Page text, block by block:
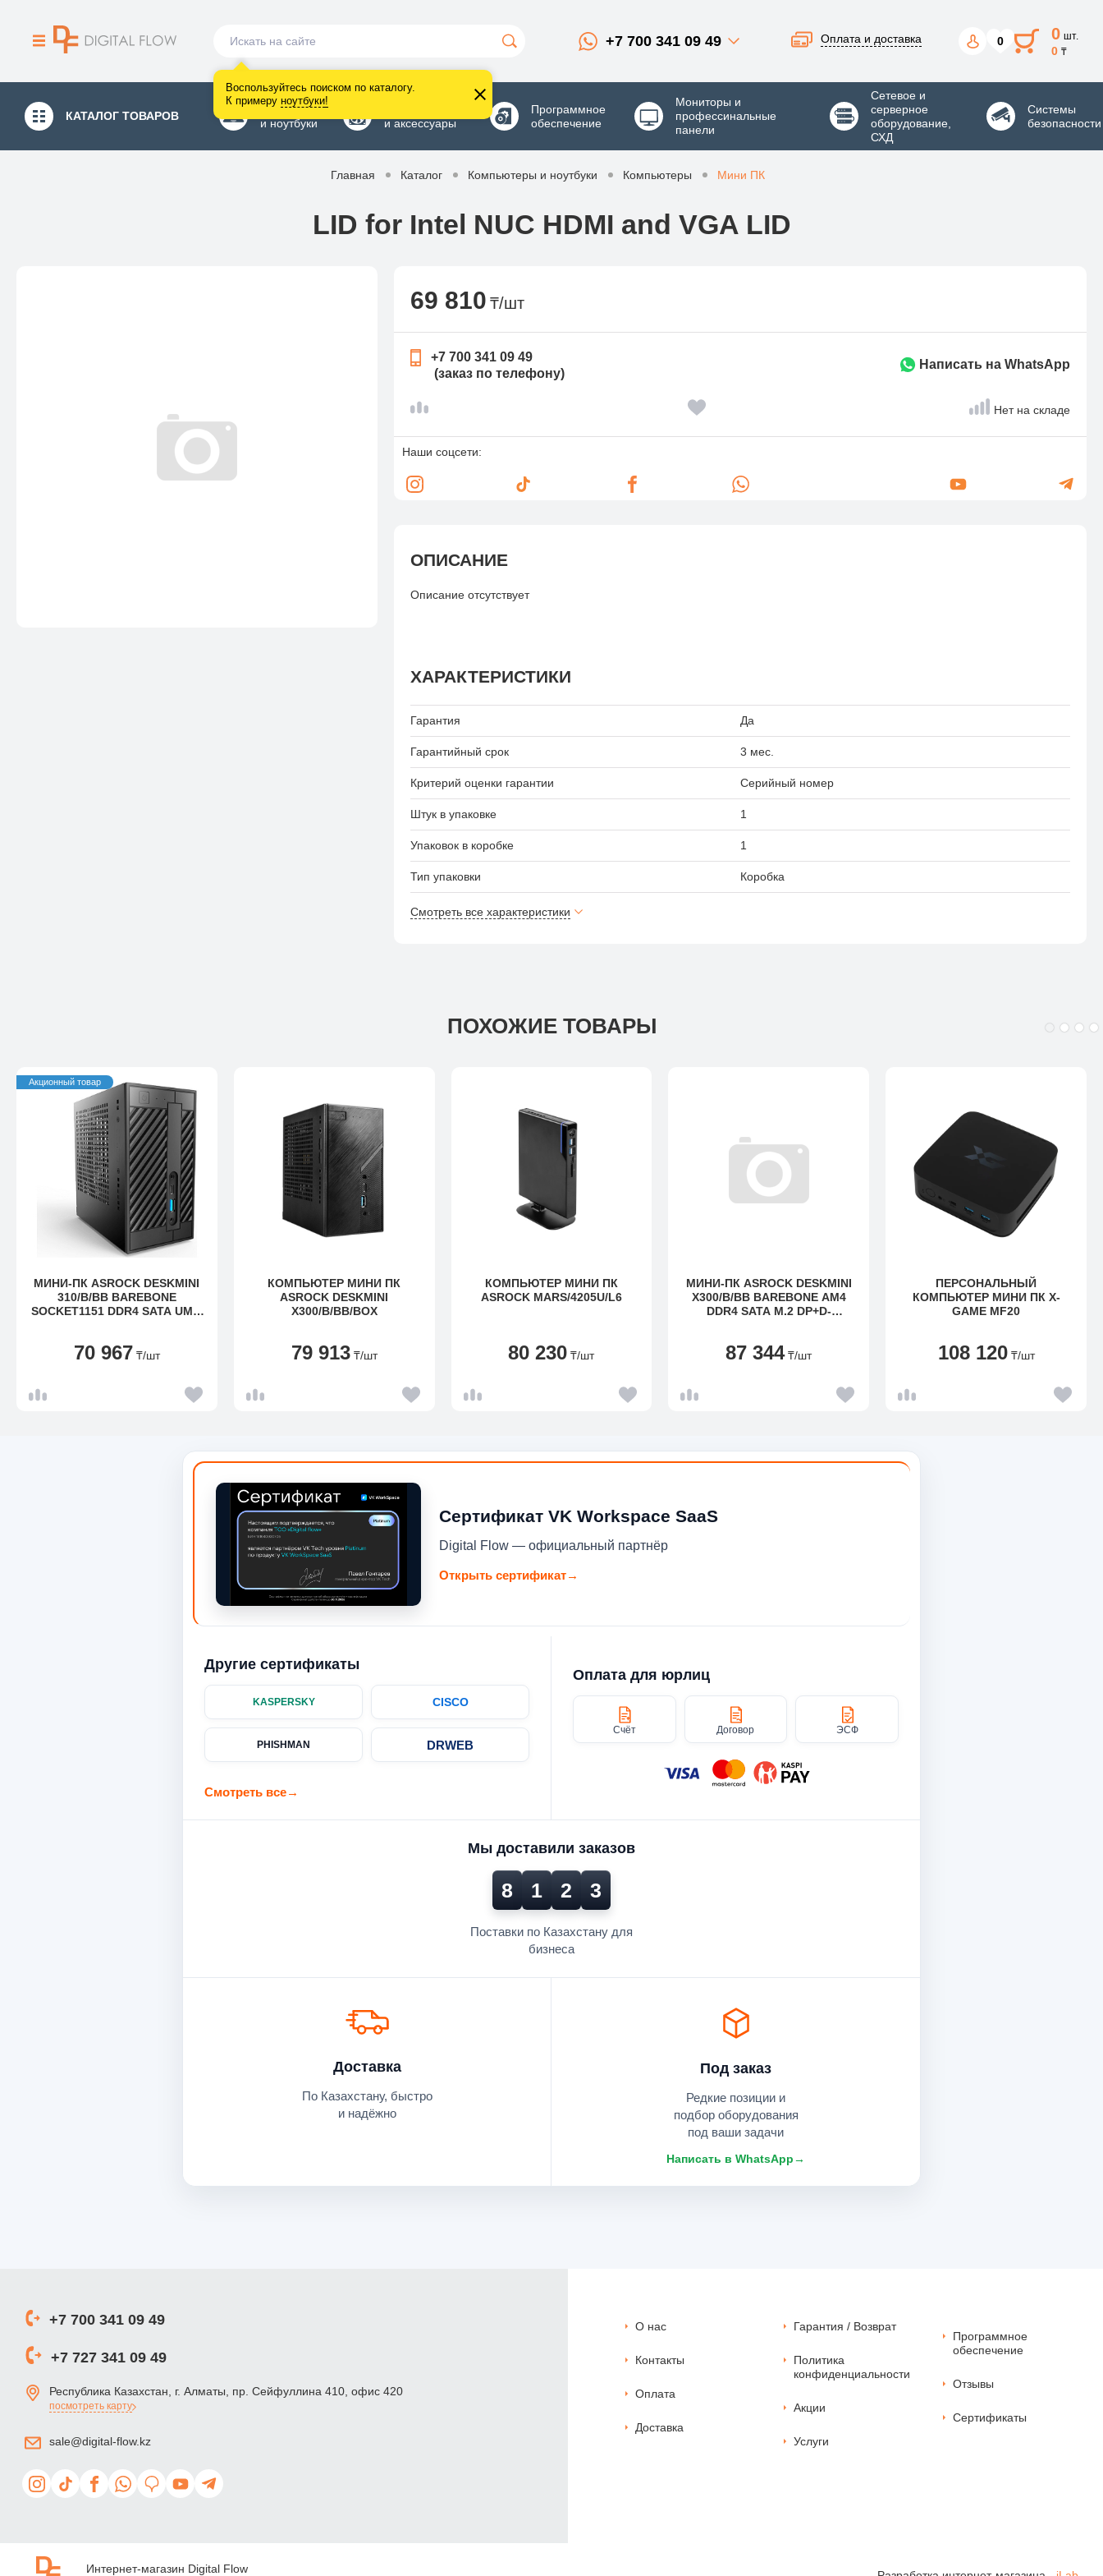
Воспользуйтесь поиском по каталогу.
К примеру ноутбуки!
+7 700 341 09 49 Оплата и доставка 0 0 шт.
0 ₸
КАТАЛОГ ТОВАРОВ
Компьютеры
и ноутбуки
и аксессуары
Программное
обеспечение
Мониторы и
профессинальные
панели
Сетевое и
серверное
оборудование,
СХД
Системы
безопасности
Главная Каталог Компьютеры и ноутбуки Компьютеры Мини ПК
LID for Intel NUC HDMI and VGA LID
ОПИСАНИЕ
Описание отсутствует
ХАРАКТЕРИСТИКИ
Гарантия Да
Гарантийный срок 3 мес.
Критерий оценки гарантии Серийный номер
Штук в упаковке 1
Упаковок в коробке 1
Тип упаковки Коробка
Смотреть все характеристики
69 810 ₸/шт
+7 700 341 09 49
(заказ по телефону)
Написать на WhatsApp
Нет на складе
Наши соцсети:
ПОХОЖИЕ ТОВАРЫ
Акционный товар
МИНИ-ПК ASROCK DESKMINI
310/B/BB BAREBONE
SOCKET1151 DDR4 SATA UM.2
70 967 ₸/шт
КОМПЬЮТЕР МИНИ ПК
ASROCK DESKMINI
X300/B/BB/BOX
79 913 ₸/шт
КОМПЬЮТЕР МИНИ ПК
ASROCK MARS/4205U/L6
80 230 ₸/шт
МИНИ-ПК ASROCK DESKMINI
X300/B/BB BAREBONE AM4
DDR4 SATA M.2 DP+D-
87 344 ₸/шт
ПЕРСОНАЛЬНЫЙ
КОМПЬЮТЕР МИНИ ПК X-
GAME MF20
108 120 ₸/шт
Сертификат VK Workspace SaaS
Digital Flow — официальный партнёр
Открыть сертификат→
Другие сертификаты
KASPERSKY CISCO
PHISHMAN DRWEB
Смотреть все→
Оплата для юрлиц
Счёт Договор ЭСФ
Мы доставили заказов
8 1 2 3
Поставки по Казахстану для
бизнеса
Под заказ
Редкие позиции и
подбор оборудования
под ваши задачи
Написать в WhatsApp→
Доставка
По Казахстану, быстро
и надёжно
+7 700 341 09 49
+7 727 341 09 49
Республика Казахстан, г. Алматы, пр. Сейфуллина 410, офис 420
посмотреть карту
sale@digital-flow.kz
О нас
Контакты
Оплата
Доставка
Гарантия / Возврат
Политика
конфиденциальности
Акции
Услуги
Программное
обеспечение
Отзывы
Сертификаты
Интернет-магазин Digital Flow